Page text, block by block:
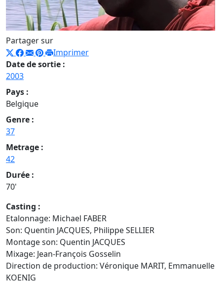
Partager sur
Imprimer
Date de sortie :
2003
Pays :
Belgique
Genre :
37
Metrage :
42
Durée :
70'
Casting :
Etalonnage: Michael FABER
Son: Quentin JACQUES, Philippe SELLIER
Montage son: Quentin JACQUES
Mixage: Jean-François Gosselin
Direction de production: Véronique MARIT, Emmanuelle
KOENIG